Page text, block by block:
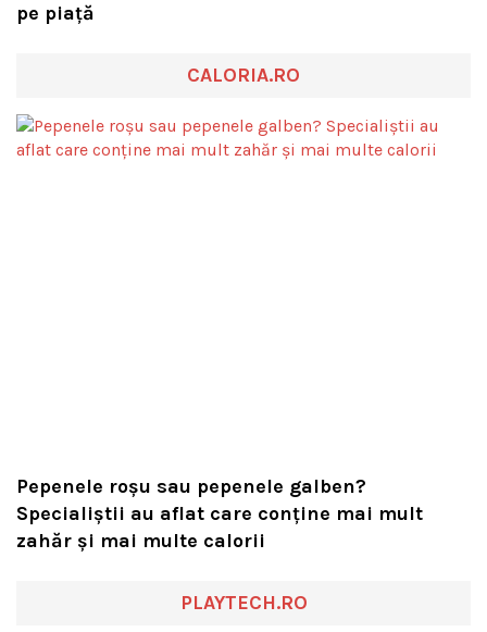
pe piață
CALORIA.RO
Pepenele roșu sau pepenele galben?
Specialiștii au aflat care conține mai mult
zahăr și mai multe calorii
PLAYTECH.RO